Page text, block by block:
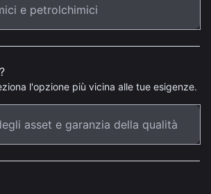
l'opzione più vicina alle tue esigenze.